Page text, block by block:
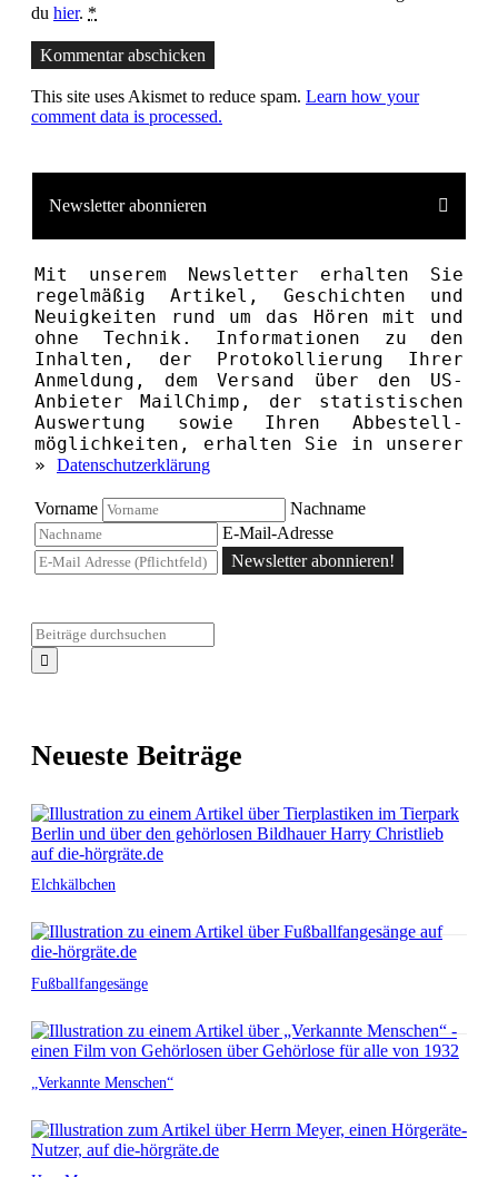
du hier. *
Kommentar abschicken
This site uses Akismet to reduce spam. Learn how your
comment data is processed.
Newsletter abonnieren
Mit unserem News­letter erhalten Sie
regelmäßig Artikel, Geschichten und
Neuigkeiten rund um das Hören mit und
ohne Technik. Informationen zu den
Inhalten, der Proto­kollierung Ihrer
Anmeldung, dem Versand über den US-
Anbieter MailChimp, der statistischen
Aus­wertung sowie Ihren Ab­bestell­­
möglichkeiten, erhalten Sie in unserer
» Datenschutzerklärung
Vorname
Nachname
E-Mail-Adresse
Newsletter abonnieren!
Neueste Beiträge
Elchkälbchen
Fußballfangesänge
„Verkannte Menschen“